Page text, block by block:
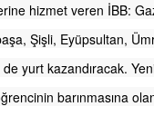
hizmet veren İBB:
Şişli, Eyüpsultan,
yurt kazandıracak.
barınmasına